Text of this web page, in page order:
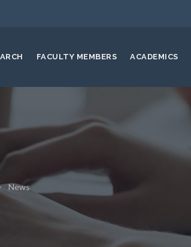
FACULTY MEMBERS ACADEMICS
News